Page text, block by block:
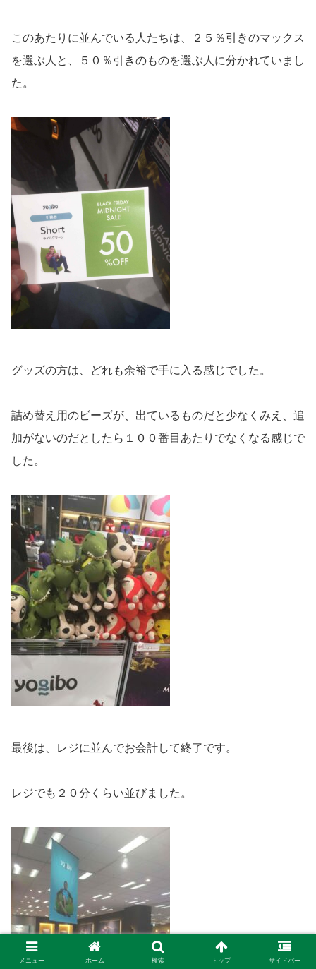
このあたりに並んでいる人たちは、２５％引きのマックス
を選ぶ人と、５０％引きのものを選ぶ人に分かれていまし
た。
グッズの方は、どれも余裕で手に入る感じでした。
詰め替え用のビーズが、出ているものだと少なくみえ、追
加がないのだとしたら１００番目あたりでなくなる感じで
した。
最後は、レジに並んでお会計して終了です。
レジでも２０分くらい並びました。
メニュー ホーム 検索 トップ サイドバー